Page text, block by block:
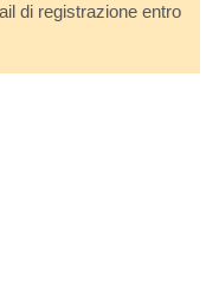
di registrazione entro